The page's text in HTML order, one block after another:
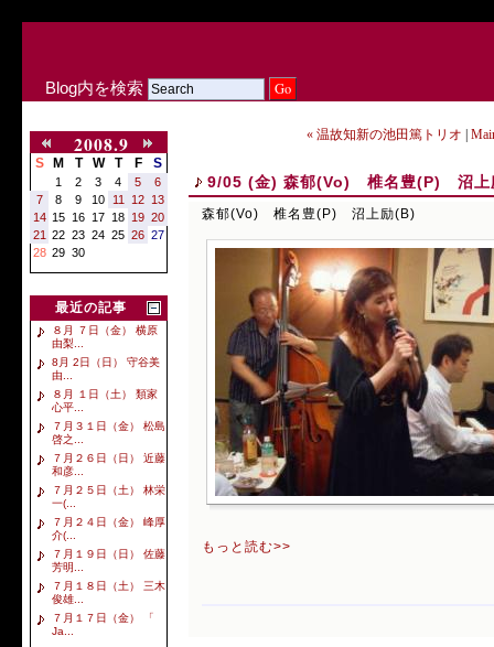
Blog内を検索
2008.9
S M T W T F S
1 2 3 4 5
6
7
8 9 10 11 12 13
14 15 16 17 18 19 20
21
22 23 24 25 26 27
28 29 30
最近の記事
８月 ７日（金） 横原
由梨...
8月 2日（日） 守谷美
由...
８月 １日（土） 類家
心平...
７月３１日（金） 松島
啓之...
７月２６日（日） 近藤
和彦...
７月２５日（土） 林栄
一(...
７月２４日（金） 峰厚
介(...
７月１９日（日） 佐藤
芳明...
７月１８日（土） 三木
俊雄...
７月１７日（金） 「
Ja...
« 温故知新の池田篤トリオ
9/05 (金) 森郁(Vo) 椎名豊(P) 沼上
森郁(Vo) 椎名豊(P) 沼上励(B)
もっと読む>>